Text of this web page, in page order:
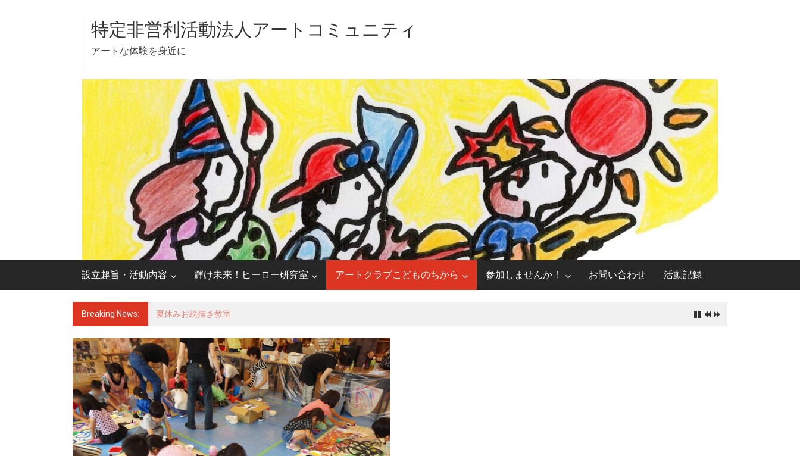
特定非営利活動法人アートコミュニティ
アートな体験を身近に
設立趣旨・活動内容 輝け未来！ヒーロー研究室 アートクラブこどものちから 参加しませんか！ お問い合わせ 活動記録
Breaking News: 言葉を絞り出すのだ！